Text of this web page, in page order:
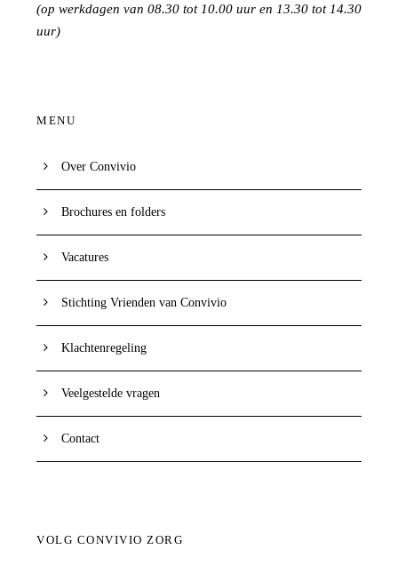
(op werkdagen van 08.30 tot 10.00 uur en 13.30 tot 14.30
uur)
MENU
Over Convivio
Brochures en folders
Vacatures
Stichting Vrienden van Convivio
Klachtenregeling
Veelgestelde vragen
Contact
VOLG CONVIVIO ZORG